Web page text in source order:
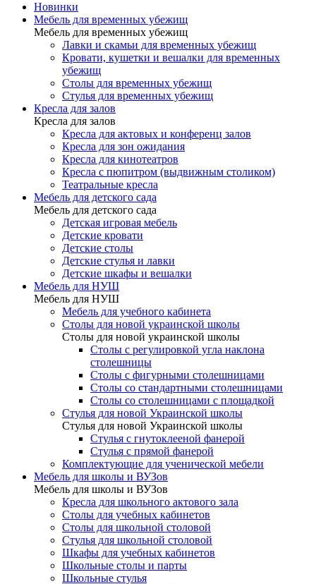
Новинки
Мебель для временных убежищ
Мебель для временных убежищ
Лавки и скамьи для временных убежищ
Кровати, кушетки и вешалки для временных
убежищ
Столы для временных убежищ
Стулья для временных убежищ
Кресла для залов
Кресла для залов
Кресла для актовых и конференц залов
Кресла для зон ожидания
Кресла для кинотеатров
Кресла с пюпитром (выдвижным столиком)
Театральные кресла
Мебель для детского сада
Мебель для детского сада
Детская игровая мебель
Детские кровати
Детские столы
Детские стулья и лавки
Детские шкафы и вешалки
Мебель для НУШ
Мебель для НУШ
Мебель для учебного кабинета
Столы для новой украинской школы
Столы для новой украинской школы
Столы с регулировкой угла наклона
столешницы
Столы с фигурными столешницами
Столы со стандартными столешницами
Столы со столешницами с площадкой
Стулья для новой Украинской школы
Стулья для новой Украинской школы
Стулья с гнутоклееной фанерой
Стулья с прямой фанерой
Комплектующие для ученической мебели
Мебель для школы и ВУЗов
Мебель для школы и ВУЗов
Кресла для школьного актового зала
Столы для учебных кабинетов
Столы для школьной столовой
Стулья для школьной столовой
Шкафы для учебных кабинетов
Школьные столы и парты
Школьные стулья